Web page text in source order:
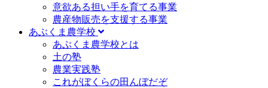
意欲ある担い手を育てる事業
農産物販売を支援する事業
あぶくま農学校
あぶくま農学校とは
土の塾
農業実践塾
これがぼくらの田んぼだぞ